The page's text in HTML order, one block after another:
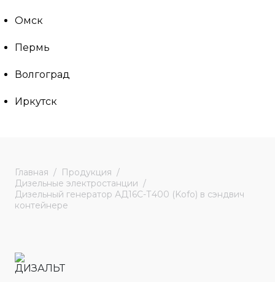
Омск
Пермь
Волгоград
Иркутск
Главная
Продукция
Дизельные электростанции
Дизельный генератор АД16С-Т400 (Kofo) в сэндвич
контейнере